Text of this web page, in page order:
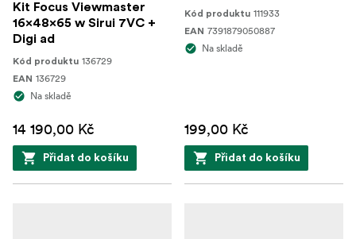
Kit Focus Viewmaster
16x48x65 w Sirui 7VC +
Digi ad
Kód produktu 136729
EAN 136729
Na skladě
14 190,00 Kč
Přidat do košíku
Kód produktu 111933
EAN 7391879050887
Na skladě
199,00 Kč
Přidat do košíku